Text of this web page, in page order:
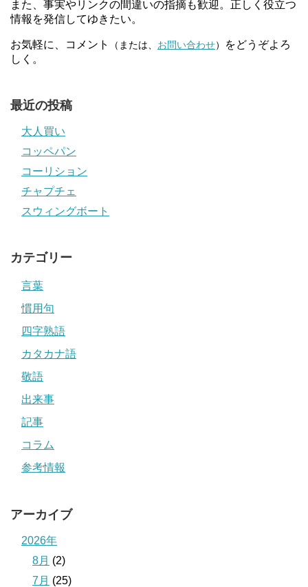
また、事実やリンクの間違いの指摘も歓迎。正しく役立つ
情報を発信してゆきたい。
お気軽に、コメント （または、 お問い合わせ）
をどうぞよろ
しく。
最近の投稿
大人買い
コッペパン
コーリション
チャプチェ
スウィングボート
カテゴリー
言葉
慣用句
四字熟語
カタカナ語
敬語
出来事
記事
コラム
参考情報
アーカイブ
2026年
8月 (2)
7月 (25)